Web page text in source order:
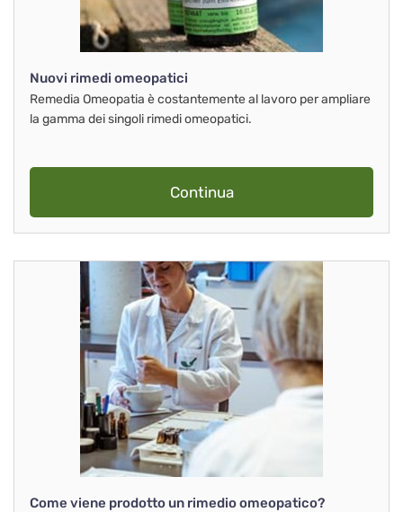
Nuovi rimedi omeopatici
Remedia Omeopatia è costantemente al lavoro per ampliare
la gamma dei singoli rimedi omeopatici.
Continua
Come viene prodotto un rimedio omeopatico?